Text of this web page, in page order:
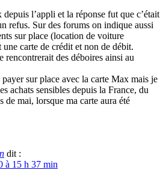
depuis l’appli et la réponse fut que c’était
refus. Sur des forums on indique aussi
sur place (location de voiture
carte de crédit et non de débit.
rencontrerait des déboires ainsi au
payer sur place avec la carte Max mais je
achats sensibles depuis la France, du
de mai, lorsque ma carte aura été
dit :
à 15 h 37 min